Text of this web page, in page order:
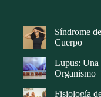
Síndrome
Cuerpo
Lupus: Una
Organismo
Fisiología